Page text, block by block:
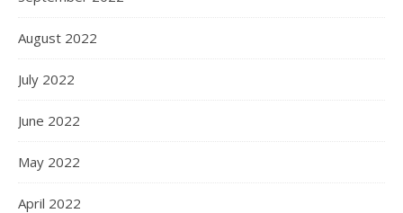
August 2022
July 2022
June 2022
May 2022
April 2022